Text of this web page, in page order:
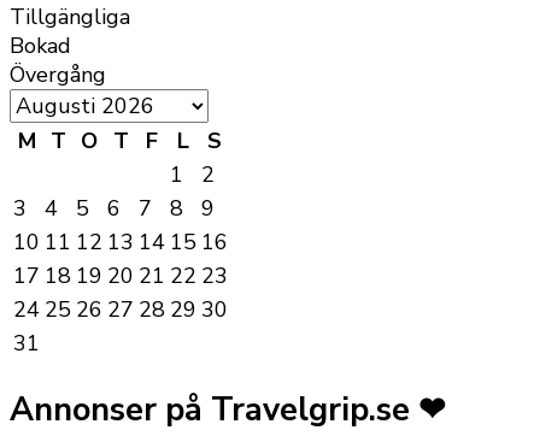
Tillgängliga
Bokad
Övergång
M T O T F L
S
1
2
3
4 5 6 7 8
9
10 11 12 13 14 15 16
17 18 19 20 21 22 23
24 25 26 27 28 29 30
31
Annonser på Travelgrip.se ❤